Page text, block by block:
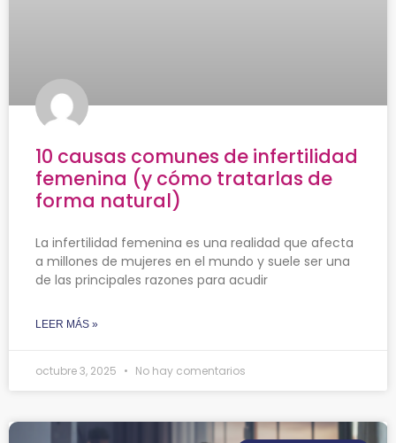
10 causas comunes de infertilidad
femenina (y cómo tratarlas de
forma natural)
La infertilidad femenina es una realidad que afecta
a millones de mujeres en el mundo y suele ser una
de las principales razones para acudir
LEER MÁS »
octubre 3, 2025 No hay comentarios